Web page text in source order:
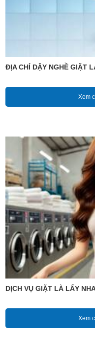
ĐỊA CHỈ DẬY NGHỀ GIẶT
Xem
DỊCH VỤ GIẶT LÀ LẤY
Xem